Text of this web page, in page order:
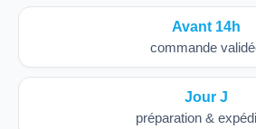
Avant 14h
commande
Jour J
préparation &